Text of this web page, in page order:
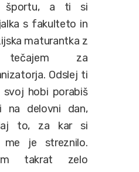
športu, a ti si
s fakulteto in
maturantka z
tečajem za
Odslej ti
hobi porabiš
na delovni dan,
to, za kar si
me je streznilo.
takrat zelo